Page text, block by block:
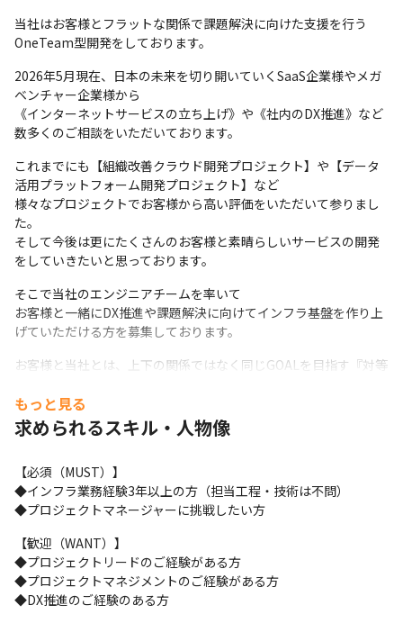
当社はお客様とフラットな関係で課題解決に向けた支援を行う
OneTeam型開発をしております。
2026年5月現在、日本の未来を切り開いていくSaaS企業様やメガ
ベンチャー企業様から
《インターネットサービスの立ち上げ》や《社内のDX推進》など
数多くのご相談をいただいております。
これまでにも【組織改善クラウド開発プロジェクト】や【データ
活用プラットフォーム開発プロジェクト】など
様々なプロジェクトでお客様から高い評価をいただいて参りまし
た。
そして今後は更にたくさんのお客様と素晴らしいサービスの開発
をしていきたいと思っております。
そこで当社のエンジニアチームを率いて
お客様と一緒にDX推進や課題解決に向けてインフラ基盤を作り上
げていただける方を募集しております。
お客様と当社とは、上下の関係ではなく同じGOALを目指す『対等
社内のDXやサービスの立ち上げに向けて、企画が生まれてから上
手く運用出来るまで、
いく、アツくてやりがいのある仕事です。
□■━━━━━━━━━━━━━━━━━━━━━━━━━━
━━━━━━━━━━━━━━━━━━━━━━━━━━■□
・顧客の課題に合わせたインフラ提案
・10名を率いてのプロジェクト全体を俯瞰したマネジメント
・システムの企画からグロースまで一貫してリード
もっと見る
求められるスキル・人物像
【必須（MUST）】
◆インフラ業務経験3年以上の方（担当工程・技術は不問）
◆プロジェクトマネージャーに挑戦したい方
【歓迎（WANT）】
◆プロジェクトリードのご経験がある方
◆プロジェクトマネジメントのご経験がある方
◆DX推進のご経験のある方